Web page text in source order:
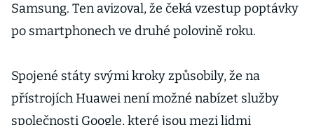
Samsung. Ten avizoval, že čeká vzestup poptávky
po smartphonech ve druhé polovině roku.
Spojené státy svými kroky způsobily, že na
přístrojích Huawei není možné nabízet služby
společnosti Google, které jsou mezi lidmi